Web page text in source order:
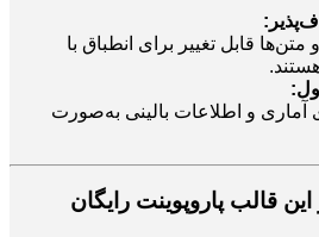
قابل تغییر برای انطباق با
آماری و اطلاعات بالینی به‌صورت
قالب پاروپوینت رایگان